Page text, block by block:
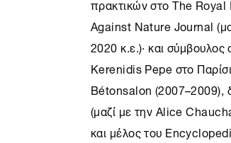
Against Nature Journal
2020 κ.ε.)· και
Kerenidis Pepe στο
Bétonsalon (2007–2009),
(μαζί με την Alice
και μέλος του